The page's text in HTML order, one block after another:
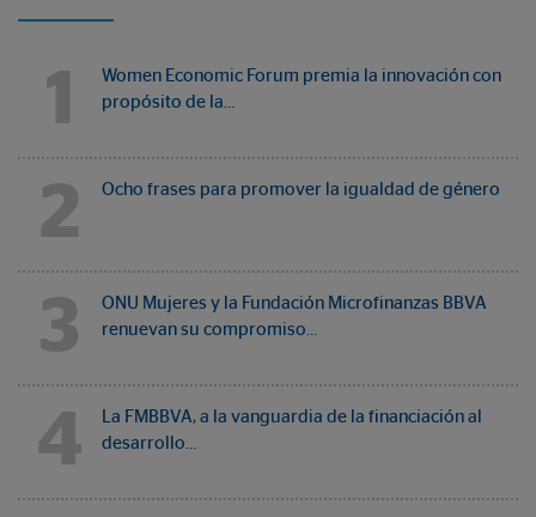
1
Women Economic Forum premia la innovación con
propósito de la…
2 Ocho frases para promover la igualdad de género
3
ONU Mujeres y la Fundación Microfinanzas BBVA
renuevan su compromiso…
4
La FMBBVA, a la vanguardia de la financiación al
desarrollo…